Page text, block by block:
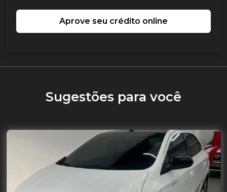
Aprove seu crédito online
Sugestões para você